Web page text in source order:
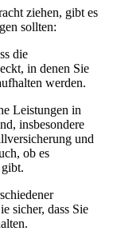
ziehen, gibt es
sollten:
die
in denen Sie
werden.
Leistungen in
insbesondere
und
ob es
sicher, dass Sie